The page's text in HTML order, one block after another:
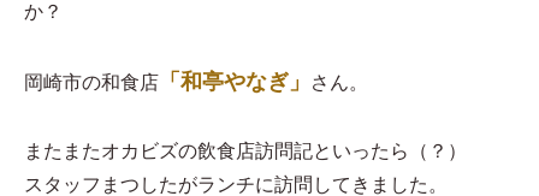
か？
岡崎市の和食店 「和亭やなぎ」 さん。
またまたオカビズの飲食店訪問記といったら（？）
スタッフまつしたがランチに訪問してきました。